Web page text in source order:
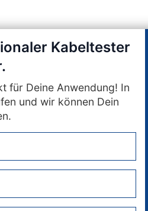
Kabeltester
für Deine Anwendung! In
und wir können Dein